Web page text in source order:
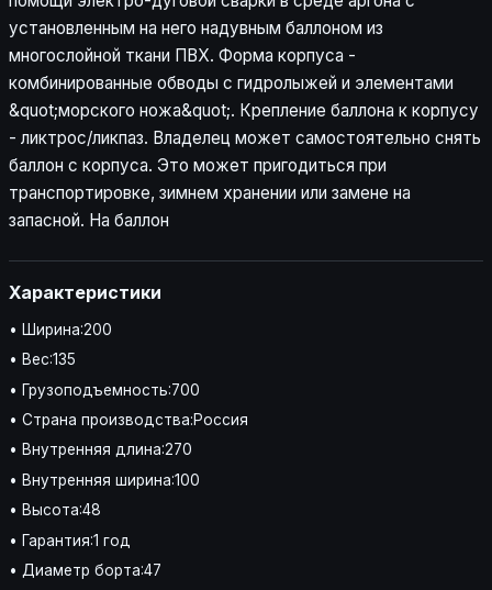
установленным на него надувным баллоном из
многослойной ткани ПВХ. Форма корпуса -
комбинированные обводы с гидролыжей и элементами
&quot;морского ножа&quot;. Крепление баллона к корпусу
- ликтрос/ликпаз. Владелец может самостоятельно снять
баллон с корпуса. Это может пригодиться при
транспортировке, зимнем хранении или замене на
запасной. На баллон
Характеристики
• Ширина:200
• Вес:135
• Грузоподъемность:700
• Страна производства:Россия
• Внутренняя длина:270
• Внутренняя ширина:100
• Высота:48
• Гарантия:1 год
• Диаметр борта:47